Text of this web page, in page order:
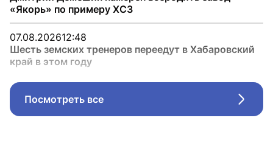
«Якорь» по примеру ХСЗ
07.08.202612:48
Шесть земских тренеров переедут в Хабаровский
край в этом году
Посмотреть все